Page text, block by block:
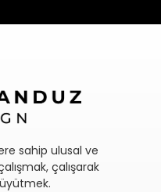
sahip ulusal ve
çalışarak